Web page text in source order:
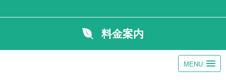
料金案内
MENU